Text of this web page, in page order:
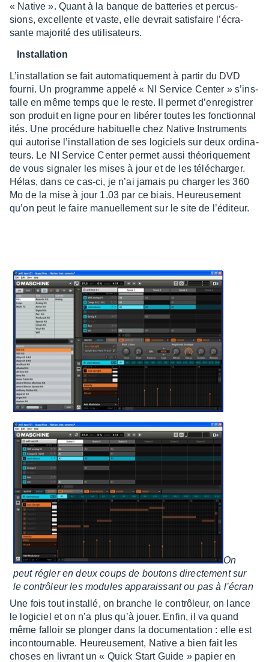
« Native ». Quant à la banque de batte­ries et percus­
sions, excel­lente et vaste, elle devrait satis­faire l’écra­
sante majo­rité des utili­sa­teurs.
Instal­la­tion
L’ins­tal­la­tion se fait auto­ma­tique­ment à partir du DVD
fourni. Un programme appelé « NI Service Center » s’ins­
talle en même temps que le reste. Il permet d’en­re­gis­trer
son produit en ligne pour en libé­rer toutes les fonc­tion­na­l
i­tés. Une procé­dure habi­tuelle chez Native Instru­ments
qui auto­rise l’ins­tal­la­tion de ses logi­ciels sur deux ordi­na­
teurs. Le NI Service Center permet aussi théo­rique­ment
de vous signa­ler les mises à jour et de les télé­char­ger.
Hélas, dans ce cas-ci, je n’ai jamais pu char­ger les 360
Mo de la mise à jour 1.03 par ce biais. Heureu­se­ment
qu’on peut le faire manuel­le­ment sur le site de l’édi­teur.
On
peut régler en deux coups de boutons direc­te­ment sur
le contrô­leur les modules appa­rais­sant ou pas à l’écran
Une fois tout installé, on branche le contrô­leur, on lance
le logi­ciel et on n’a plus qu’à jouer. Enfin, il va quand
même falloir se plon­ger dans la docu­men­ta­tion : elle est
incon­tour­nable. Heureu­se­ment, Native a bien fait les
choses en livrant un « Quick Start Guide » papier en